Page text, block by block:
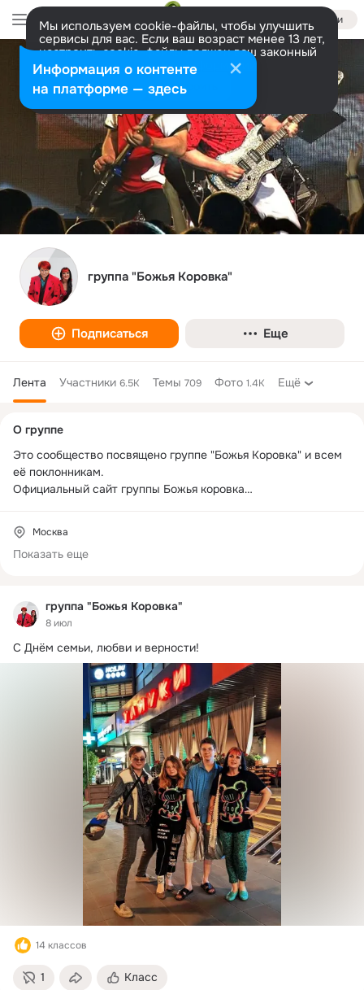
Войти
Мы используем cookie-файлы, чтобы улучшить
сервисы для вас. Если ваш возраст менее 13 лет,
настроить cookie-файлы должен ваш законный
представитель. Больше информации
Разрешить все Настроить
группа "Божья Коровка"
Подписаться Еще
Лента Участники 6.5K Темы 709 Фото 1.4K Ещё
группа "Божья Коровка"
8 июл
С Днём семьи, любви и верности!
14 классов
1 Класс
колонка
О группе
Это сообщество посвящено группе "Божья Коровка" и всем
её поклонникам.
www.facebook.com
Москва
Показать еще
Информация о контенте
на платформе — здесь